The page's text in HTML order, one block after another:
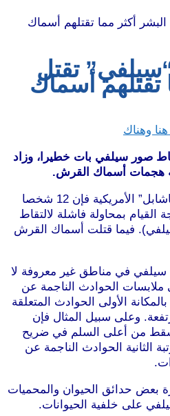
أكثر مما تقتلهم أسماك
تقتل
تقتلهم أسماك
وهناك
صور سيلفي بات خطيرا، وزاد
هجمات أسماك القرش.
وحسب ما نشرته صحيفة “ماشابل” الأمريكية فإن 12 شخصا
عام 2015 نتيجة القيام بمحاولة فاشلة لالتقاط
فيما قتلت أسماك القرش
سيلفي في مناطق غير معروفة لا
ملابسات الحوادث الناجمة عن
الأولى الحوادث المتعلقة
وعلى سبيل المثال فإن
عمره 66 سنة سقط من أعلى السلم في ضريح
الثانية الحوادث الناجمة عن
بعض حدائق الحيوان والمحميات
على خلفية الحيوانات.